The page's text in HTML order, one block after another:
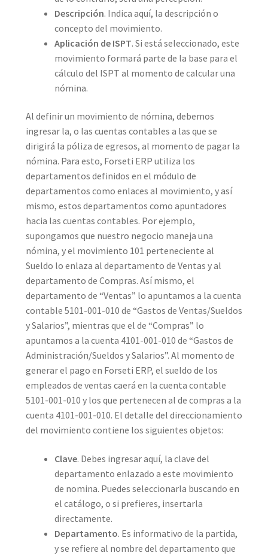
Descripción. Indica aquí, la descripción o
concepto del movimiento.
Aplicación de ISPT. Si está seleccionado, este
movimiento formará parte de la base para el
cálculo del ISPT al momento de calcular una
nómina.
Al definir un movimiento de nómina, debemos
ingresar la, o las cuentas contables a las que se
dirigirá la póliza de egresos, al momento de pagar la
nómina. Para esto, Forseti ERP utiliza los
departamentos definidos en el módulo de
departamentos como enlaces al movimiento, y así
mismo, estos departamentos como apuntadores
hacia las cuentas contables. Por ejemplo,
supongamos que nuestro negocio maneja una
nómina, y el movimiento 101 perteneciente al
Sueldo lo enlaza al departamento de Ventas y al
departamento de Compras. Así mismo, el
departamento de “Ventas” lo apuntamos a la cuenta
contable 5101-001-010 de “Gastos de Ventas/Sueldos
y Salarios”, mientras que el de “Compras” lo
apuntamos a la cuenta 4101-001-010 de “Gastos de
Administración/Sueldos y Salarios”. Al momento de
generar el pago en Forseti ERP, el sueldo de los
empleados de ventas caerá en la cuenta contable
5101-001-010 y los que pertenecen al de compras a la
cuenta 4101-001-010. El detalle del direccionamiento
del movimiento contiene los siguientes objetos:
Clave. Debes ingresar aquí, la clave del
departamento enlazado a este movimiento
de nomina. Puedes seleccionarla buscando en
el catálogo, o si prefieres, insertarla
directamente.
Departamento. Es informativo de la partida,
y se refiere al nombre del departamento que